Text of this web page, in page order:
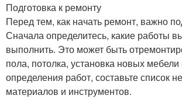
Подготовка к ремонту
Перед тем, как начать ремонт, важно
Сначала определитесь, какие работы
выполнить. Это может быть
пола, потолка, установка новых
определения работ, составьте список
материалов и инструментов.